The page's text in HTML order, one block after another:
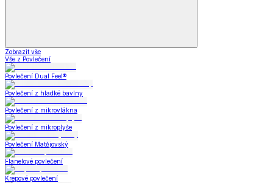
Zobrazit vše
Vše z Povlečení
Povlečení Dual Feel®
Povlečení z hladké bavlny
Povlečení z mikrovlákna
Povlečení z mikroplyše
Povlečení Matějovský
Flanelové povlečení
Krepové povlečení